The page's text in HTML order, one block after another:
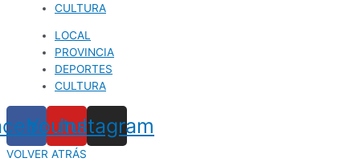
CULTURA
LOCAL
PROVINCIA
DEPORTES
CULTURA
Youtube
Instagram
VOLVER ATRÁS